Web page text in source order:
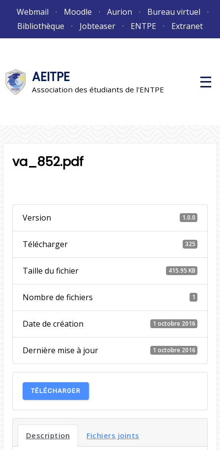
Webmail Moodle Aurion
Bureau virtuel
Bibliothèque
Jobteaser ENTPE Extranet
AEITPE
Association des étudiants de l'ENTPE
M
e
va_852.pdf
Version 1.0.0
Télécharger 325
Taille du fichier 415.95 KB
Nombre de fichiers 1
Date de création 1 octobre 2016
Dernière mise à jour 1 octobre 2016
TÉLÉCHARGER
Description Fichiers joints